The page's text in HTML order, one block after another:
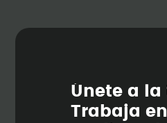
Únete a la
Trabaja en